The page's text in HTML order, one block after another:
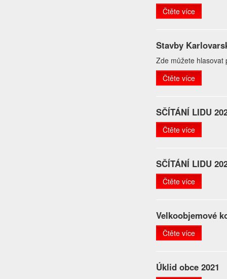
Čtěte více
Stavby
Zde můžete
Čtěte více
SČÍTÁNÍ LIDU
Čtěte více
SČÍTÁNÍ LIDU
Čtěte více
Velkoobjemové
Čtěte více
Úklid obce 2021